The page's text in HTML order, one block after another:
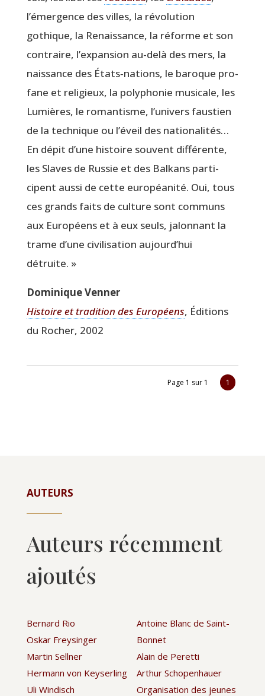
l’émergence des villes, la révo­lu­tion
gothique, la Renais­sance, la réforme et son
contraire, l’expansion au-delà des mers, la
nais­sance des États‑nations, le baroque pro­
fane et reli­gieux, la poly­pho­nie musi­cale, les
Lumières, le roman­tisme, l’univers faus­tien
de la tech­nique ou l’éveil des natio­na­li­tés…
En dépit d’une his­toire sou­vent dif­fé­rente,
les Slaves de Rus­sie et des Bal­kans par­ti­
cipent aus­si de cette euro­péa­ni­té. Oui, tous
ces grands faits de culture sont com­muns
aux Euro­péens et à eux seuls, jalon­nant la
trame d’une civi­li­sa­tion aujourd’­hui
détruite. »
Domi­nique Venner
His­toire et tra­di­tion des Euro­péens, Édi­tions
du Rocher, 2002
Page 1 sur 1 1
AUTEURS
Auteurs récemment
ajoutés
Bernard Rio
Oskar Freysinger
Martin Sellner
Hermann von Keyserling
Uli Windisch
Antoine Blanc de Saint-
Bonnet
Alain de Peretti
Arthur Schopenhauer
Organisation des jeunes